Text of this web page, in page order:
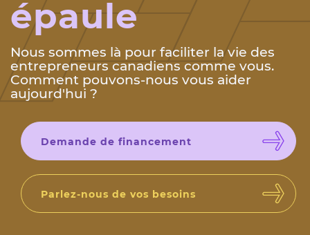
épaule
Nous sommes là pour faciliter la vie des
entrepreneurs canadiens comme vous.
Comment pouvons-nous vous aider
aujourd'hui ?
Demande de financement
Parlez-nous de vos besoins